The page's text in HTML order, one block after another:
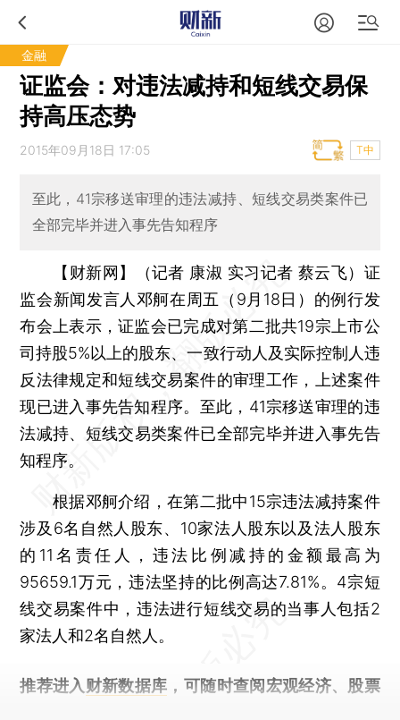
金融
证监会：对违法减持和短线交易保
持高压态势
2015年09月18日 17:05 T中
至此，41宗移送审理的违法减持、短线交易类案件已
全部完毕并进入事先告知程序
【财新网】（记者 康淑 实习记者 蔡云飞） 证
监会新闻发言人邓舸在周五（9月18日）的例行发
布会上表示，证监会已完成对第二批共19宗上市公
司持股5%以上的股东、一致行动人及实际控制人违
反法律规定和短线交易案件的审理工作，上述案件
现已进入事先告知程序。至此，41宗移送审理的违
法减持、短线交易类案件已全部完毕并进入事先告
知程序。
根据邓舸介绍，在第二批中15宗违法减持案件
涉及6名自然人股东、10家法人股东以及法人股东
的11名责任人，违法比例减持的金额最高为
95659.1万元，违法坚持的比例高达7.81%。4宗短
线交易案件中，违法进行短线交易的当事人包括2
家法人和2名自然人。
推荐进入 财新数据库 ，可随时查阅宏观经济、股票